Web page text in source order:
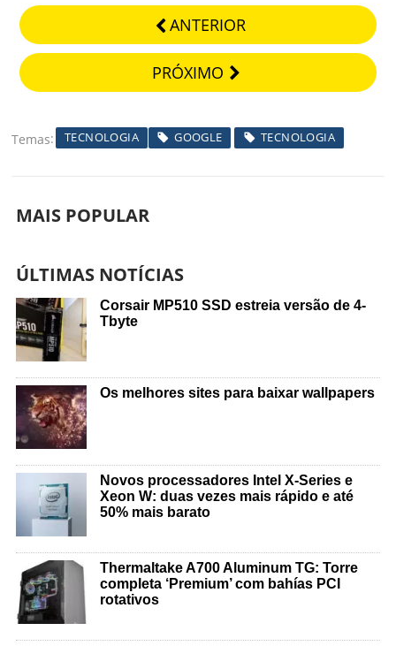
ANTERIOR
PRÓXIMO
Temas TECNOLOGIA GOOGLE TECNOLOGIA
MAIS POPULAR
ÚLTIMAS NOTÍCIAS
Corsair MP510 SSD estreia versão de 4-
Tbyte
Os melhores sites para baixar wallpapers
Novos processadores Intel X-Series e
Xeon W: duas vezes mais rápido e até
50% mais barato
Thermaltake A700 Aluminum TG: Torre
completa ‘Premium’ com bahías PCI
rotativos